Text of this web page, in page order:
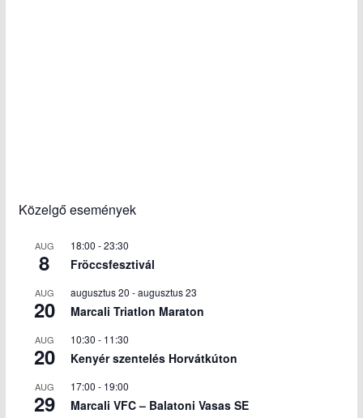
Közelgő események
AUG
8
18:00 -23:30
Fröccsfesztivál
AUG
20
augusztus 20 -augusztus 23
Marcali Triatlon Maraton
AUG
20
10:30 - 11:30
Kenyér szentelés Horvátkúton
AUG
29
17:00 - 19:00
Marcali VFC – Balatoni Vasas SE